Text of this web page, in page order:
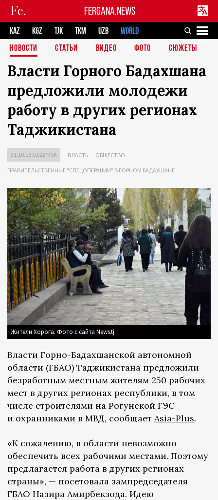
FERGANA.NEWS
KAZ KGZ TJK TKM UZB
WORLD
НОВОСТИ
СТАТЬИ ВИДЕО ФОТО СЮЖЕТЫ
Власти Горного Бадахшана
предложили молодежи
работу в других регионах
Таджикистана
31.10.18 10:22 MSK ВЛАСТЬ ОБЩЕСТВО
ПРАВИТЕЛЬСТВЕННЫЕ "СПЕЦОПЕРАЦИИ" В ГОРНОМ БАДАХШАНЕ
Жители Хорога. Фото с сайта News.tj
Власти Горно-Бадахшанской автономной
области (ГБАО) Таджикистана предложили
безработным местным жителям 250 рабочих
мест в других регионах республики, в том
числе строителями на Рогунской ГЭС
и охранниками в МВД, сообщает Asia-Plus.
«К сожалению, в области невозможно
обеспечить всех рабочими местами. Поэтому
предлагается работа в других регионах
страны», — посетовала зампредседателя
ГБАО Назира Амирбекзода. Идею